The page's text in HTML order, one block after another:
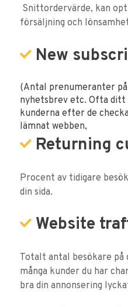
Snittordervärde, kan
försäljning och
New
(Antal prenumeranter
nyhetsbrev etc. Ofta
kunderna efter de
lämnat webben,
Returning
Procent av tidigare
din sida.
Website
Totalt antal besökare på
många kunder du har
bra din annonsering